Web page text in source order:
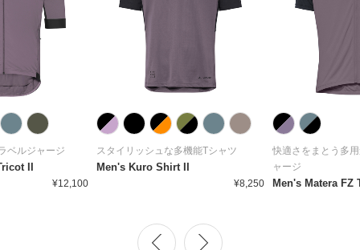
ベルジャージ
II
¥12,100
スタイリッシュな多機能Tシャツ
Men's Kuro Shirt II
¥8,250
快適さをまとう多
ャージ
Men's Matera FZ